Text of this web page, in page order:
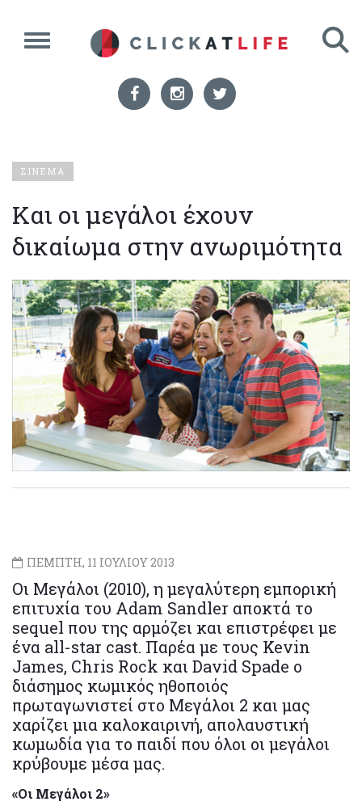
ΣΙΝΕΜΑ
Και οι μεγάλοι έχουν
δικαίωμα στην ανωριμότητα
ΠΕΜΠΤΗ, 11 ΙΟΥΛΙΟΥ 2013
Οι Μεγάλοι (2010), η μεγαλύτερη εμπορική
επιτυχία του Adam Sandler αποκτά το
sequel που της αρμόζει και επιστρέφει με
ένα all-star cast. Παρέα με τους Kevin
James, Chris Rock και David Spade ο
διάσημος κωμικός ηθοποιός
πρωταγωνιστεί στο Μεγάλοι 2 και μας
χαρίζει μια καλοκαιρινή, απολαυστική
κωμωδία για το παιδί που όλοι οι μεγάλοι
κρύβουμε μέσα μας.
«Οι Μεγάλοι 2»